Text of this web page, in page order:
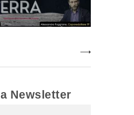
Newsletter